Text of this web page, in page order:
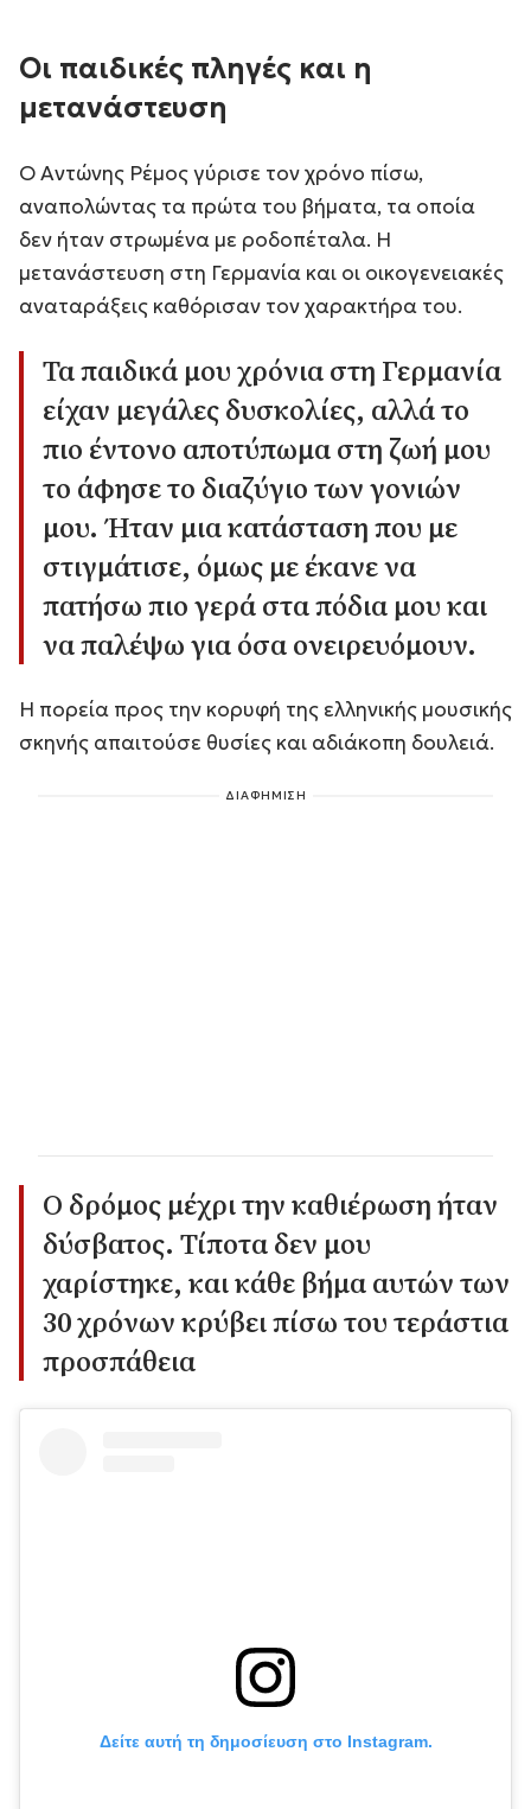
Οι παιδικές πληγές και η
μετανάστευση
Ο Αντώνης Ρέμος γύρισε τον χρόνο πίσω,
αναπολώντας τα πρώτα του βήματα, τα οποία
δεν ήταν στρωμένα με ροδοπέταλα. Η
μετανάστευση στη Γερμανία και οι οικογενειακές
αναταράξεις καθόρισαν τον χαρακτήρα του.
Τα παιδικά μου χρόνια στη Γερμανία
είχαν μεγάλες δυσκολίες, αλλά το
πιο έντονο αποτύπωμα στη ζωή μου
το άφησε το διαζύγιο των γονιών
μου. Ήταν μια κατάσταση που με
στιγμάτισε, όμως με έκανε να
πατήσω πιο γερά στα πόδια μου και
να παλέψω για όσα ονειρευόμουν.
Η πορεία προς την κορυφή της ελληνικής μουσικής
σκηνής απαιτούσε θυσίες και αδιάκοπη δουλειά.
ΔΙΑΦΗΜΙΣΗ
Ο δρόμος μέχρι την καθιέρωση ήταν
δύσβατος. Τίποτα δεν μου
χαρίστηκε, και κάθε βήμα αυτών των
30 χρόνων κρύβει πίσω του τεράστια
προσπάθεια
Δείτε αυτή τη δημοσίευση στο Instagram.